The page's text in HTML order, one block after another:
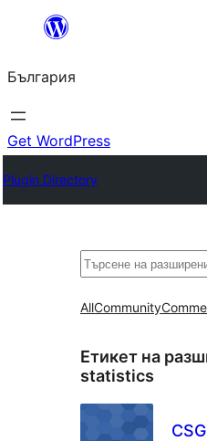
България
Get WordPress
Plugin Directory
Търсене
AllCommunity
Етикет на
statistics